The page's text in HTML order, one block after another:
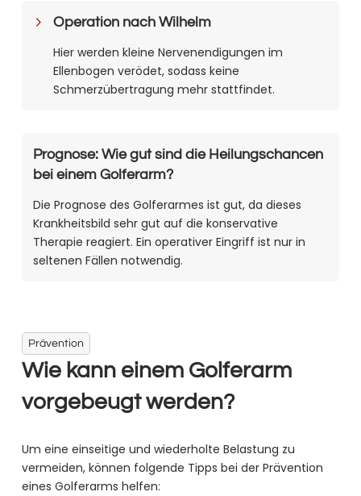
Operation nach Wilhelm
Hier werden kleine Nervenendigungen im
Ellenbogen verödet, sodass keine
Schmerzübertragung mehr stattfindet.
Prognose: Wie gut sind die Heilungschancen
bei einem Golferarm?
Die Prognose des Golferarmes ist gut, da dieses
Krankheitsbild sehr gut auf die konservative
Therapie reagiert. Ein operativer Eingriff ist nur in
seltenen Fällen notwendig.
Prävention
Wie kann einem Golferarm
vorgebeugt werden?
Um eine einseitige und wiederholte Belastung zu
vermeiden, können folgende Tipps bei der Prävention
eines Golferarms helfen: